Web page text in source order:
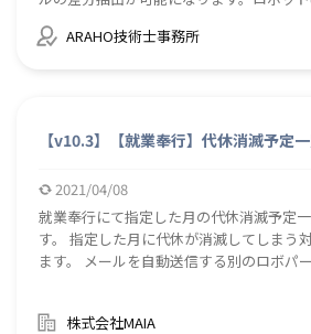
されたzipファイルに同梱されたマニュア
下記作業の効率化と漏れ防止に効果が見込
作テストやデバッグのために追加・変更し
ARAHO技術士事務所
【v10.3】【就業奉行】代休消滅予定
2021/04/08
就業奉行にて指定した月の代休消滅予定
す。 指定した月に代休が消滅してしまう対象者リストを出力し
ます。 メールを自動送信する別のロボパ
株式会社MAIA